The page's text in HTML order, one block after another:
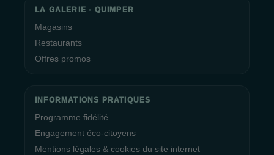
LA GALERIE - QUIMPER
Magasins
Restaurants
Offres promos
INFORMATIONS PRATIQUES
Programme fidélité
Engagement éco-citoyens
Mentions légales & cookies du site internet